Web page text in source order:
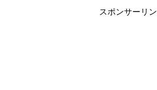
スポンサーリ